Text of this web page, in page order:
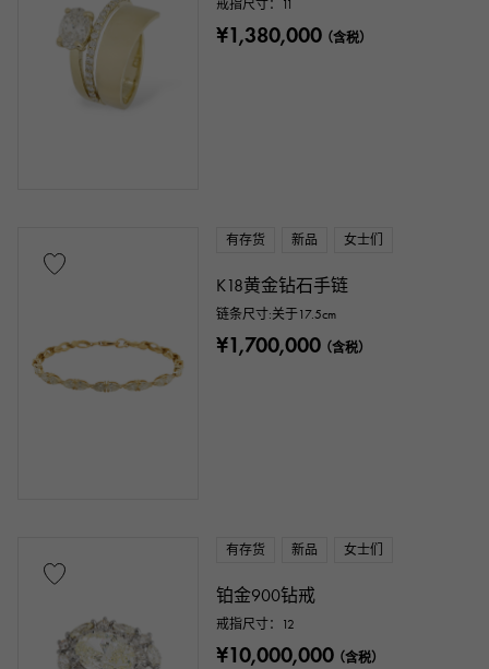
戒指尺寸：11
¥1,380,000（含税）
有存货 新品 女士们
K18黄金钻石手链
链条尺寸:关于17.5cm
¥1,700,000（含税）
有存货 新品 女士们
铂金900钻戒
戒指尺寸：12
¥10,000,000（含税）